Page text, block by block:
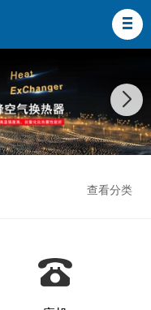
查看分类